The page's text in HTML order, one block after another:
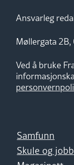
Ansvarleg
Møllergata 2B,
Ved å bruke
Samfunn
Skule og jobb